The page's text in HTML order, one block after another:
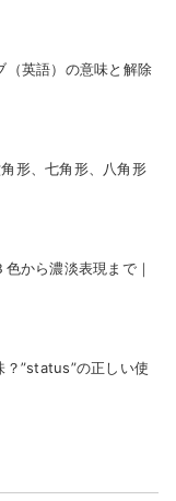
英語）の意味と解除
形、七角形、八角形
から濃淡表現まで｜
？”status”の正しい使